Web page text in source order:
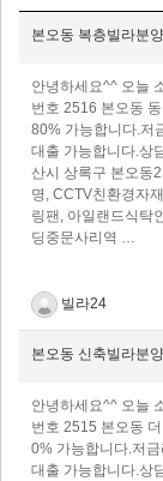
본오동 복층빌라분
안녕하세요^^ 오늘
번호 2516 본오동
80% 가능합니다.저
대출 가능합니다.​상
산시 상록구 본오동
명, CCTV친환경자
링팬, 아일랜드식탁
딩중문​사리역 …
빌라24
본오동 신축빌라분양
안녕하세요^^ 오늘
번호 2515 본오동
0% 가능합니다.저
대출 가능합니다.​상